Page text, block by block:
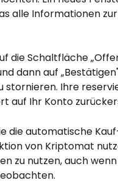
alle Informationen
die Schaltfläche
dann auf
stornieren. Ihre
auf Ihr Konto
die automatische
von Kriptomat
zu nutzen, auch